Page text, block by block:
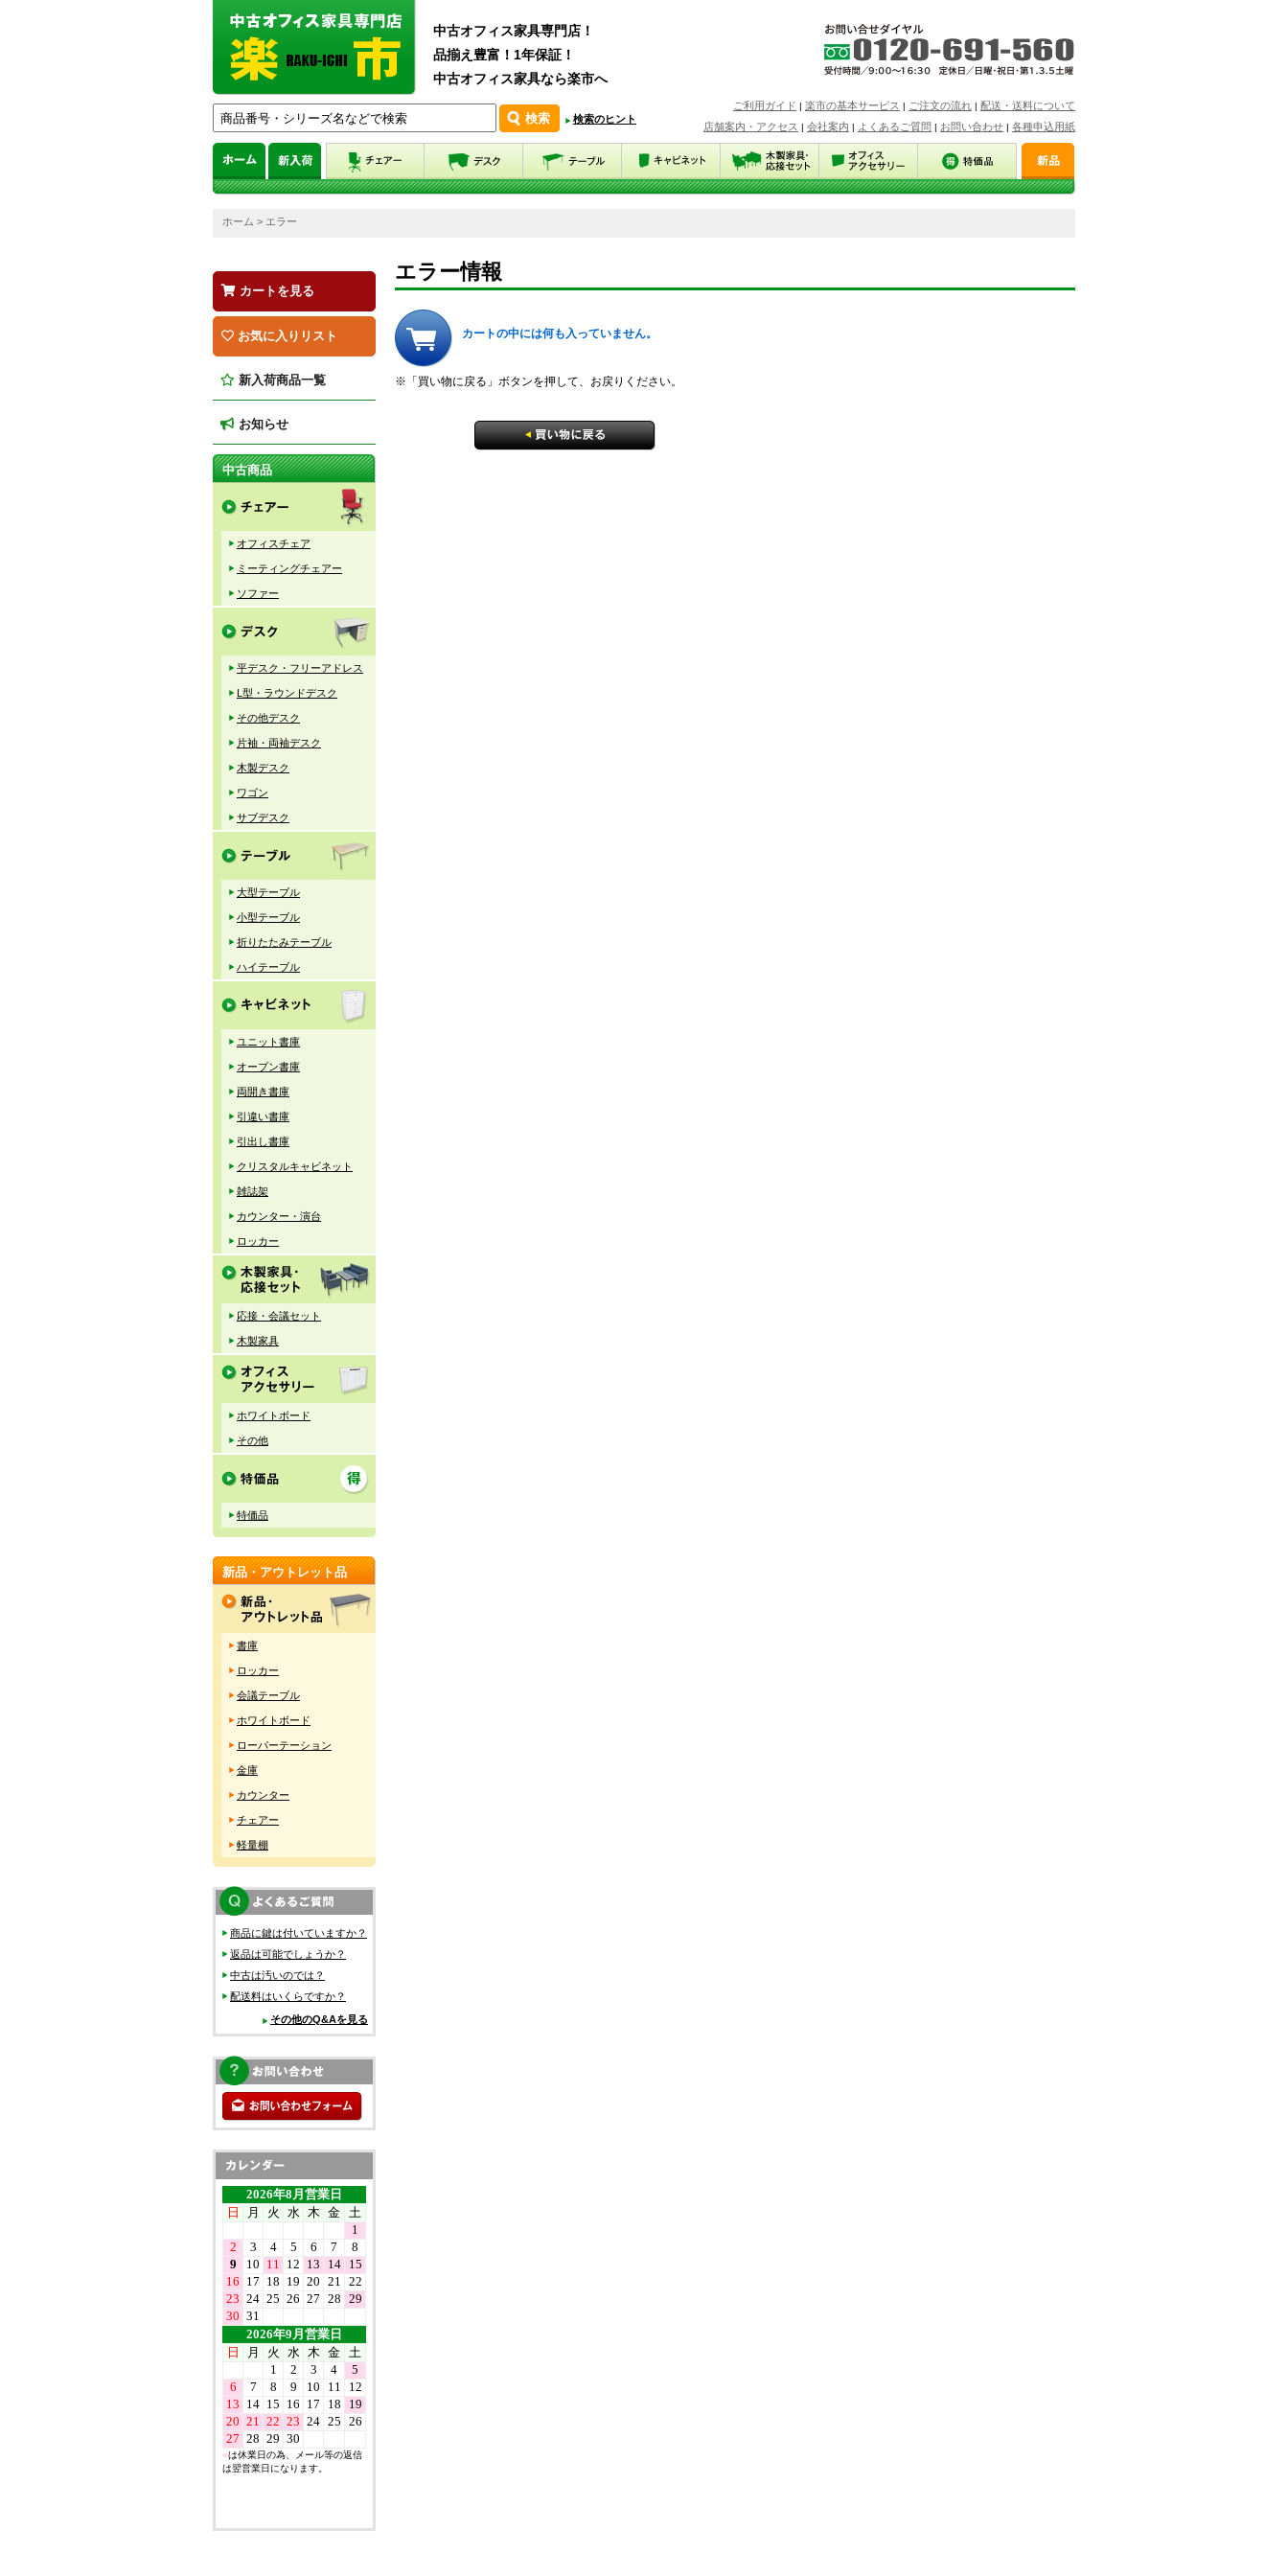
中古オフィス家具専門店！
品揃え豊富！1年保証！
中古オフィス家具なら楽市へ
検索のヒント
ご利用ガイド | 楽市の基本サービス | ご注文の流れ | 配送・送料について
店舗案内・アクセス | 会社案内 | よくあるご質問 | お問い合わせ | 各種申込用紙
ホーム > エラー
エラー情報
カートの中には何も入っていません。
※「買い物に戻る」ボタンを押して、お戻りください。
カートを見る
お気に入りリスト
新入荷商品一覧
お知らせ
中古商品
オフィスチェア
ミーティングチェアー
ソファー
平デスク・フリーアドレス
L型・ラウンドデスク
その他デスク
片袖・両袖デスク
木製デスク
ワゴン
サブデスク
大型テーブル
小型テーブル
折りたたみテーブル
ハイテーブル
ユニット書庫
オープン書庫
両開き書庫
引違い書庫
引出し書庫
クリスタルキャビネット
雑誌架
カウンター・演台
ロッカー
応接・会議セット
木製家具
ホワイトボード
その他
特価品
新品・アウトレット品
書庫
ロッカー
会議テーブル
ホワイトボード
ローパーテーション
金庫
カウンター
チェアー
軽量棚
商品に鍵は付いていますか？
返品は可能でしょうか？
中古は汚いのでは？
配送料はいくらですか？
その他のQ&Aを見る